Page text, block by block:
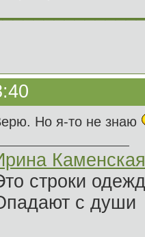
Но я-то не знаю
Каменская
строки
с души